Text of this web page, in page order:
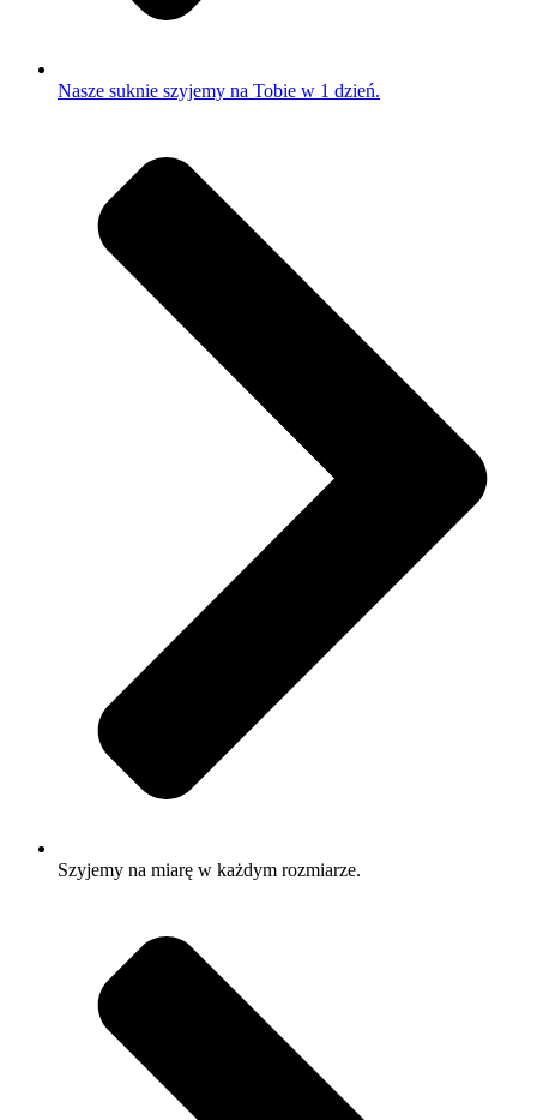
Nasze suknie szyjemy na Tobie w 1 dzień.
Szyjemy na miarę w każdym rozmiarze.